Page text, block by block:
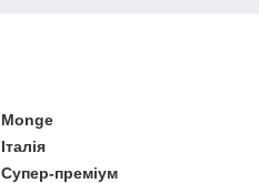
Monge
Італія
Супер-преміум